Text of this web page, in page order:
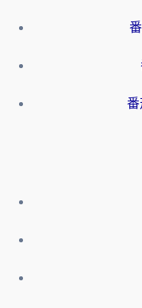
番